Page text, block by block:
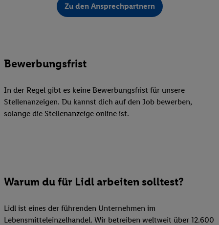
Zu den Ansprechpartnern
Bewerbungsfrist
In der Regel gibt es keine Bewerbungsfrist für unsere
Stellenanzeigen. Du kannst dich auf den Job bewerben,
solange die Stellenanzeige online ist.
Warum du für Lidl arbeiten solltest?
Lidl ist eines der führenden Unternehmen im
Lebensmitteleinzelhandel. Wir betreiben weltweit über 12.600